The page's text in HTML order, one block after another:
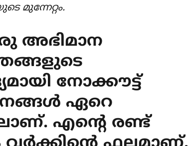
മുന്നേറ്റം.
അഭിമാന
നോക്കൗട്ട്
ഏറെ
എന്‍റെ രണ്ട്